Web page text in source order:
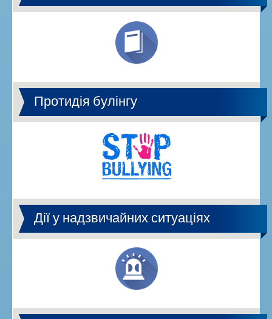
Протидія булінгу
Дії у надзвичайних ситуаціях